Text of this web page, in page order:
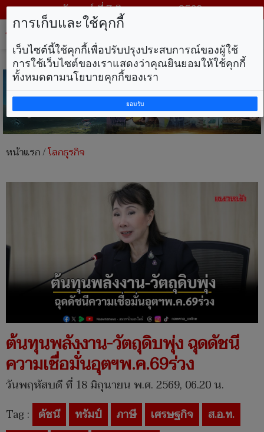
วันศุกร์ ที่ 7 สิงหาคม พ.ศ. 2569
หน้าแรก/โลกธุรกิจ
ต้นทุนพลังงาน-วัตถุดิบพุ่ง ฉุดดัชนี
ความเชื่อมั่นอุตฯพ.ค.69ร่วง
วันพฤหัสบดี ที่ 18 มิถุนายน พ.ศ. 2569, 06.20 น.
Tag : ดัชนี ทรัมป์ ภาษี เศรษฐกิจ
ส.อ.ท.
การเก็บและใช้คุกกี้
เว็บไซต์นี้ใช้คุกกี้เพื่อปรับปรุงประสบการณ์ของผู้ใช้
การใช้เว็บไซต์ของเราแสดงว่าคุณยินยอมให้ใช้คุกกี้
ทั้งหมดตามนโยบายคุกกี้ของเรา
ยอมรับ